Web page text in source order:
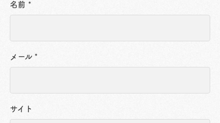
名前 *
メール *
サイト